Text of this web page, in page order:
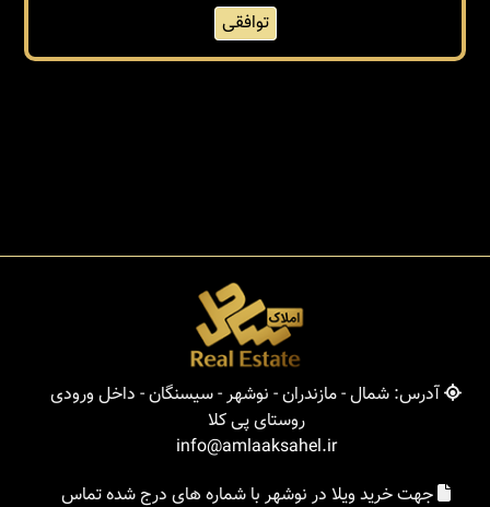
توافقی
آدرس: شمال - مازندران - نوشهر - سیسنگان - داخل ورودی
روستای پی کلا
info@amlaaksahel.ir
جهت خرید ویلا در نوشهر با شماره های درج شده تماس